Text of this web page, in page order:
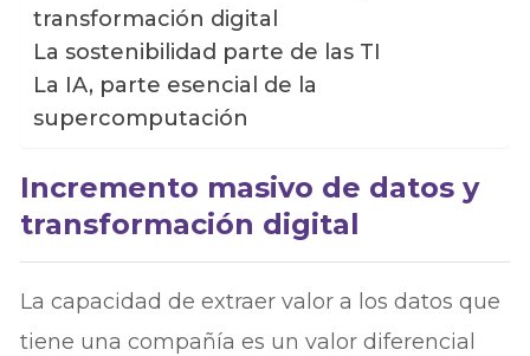
transformación digital
La sostenibilidad parte de las TI
La IA, parte esencial de la
supercomputación
Incremento masivo de datos y
transformación digital
La capacidad de extraer valor a los datos que
tiene una compañía es un valor diferencial